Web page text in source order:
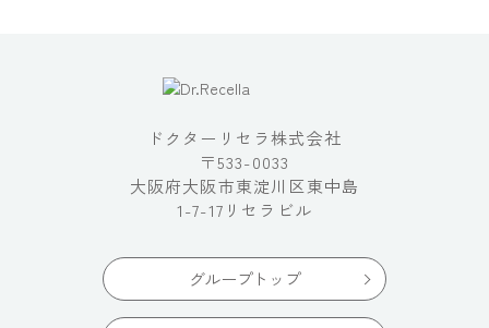
ドクターリセラ株式会社
〒533-0033
大阪府大阪市東淀川区東中島
1-7-17リセラビル
グループトップ